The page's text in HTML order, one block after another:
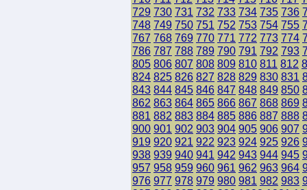
729 730 731 732 733 734 735 736
748 749 750 751 752 753 754 755
767 768 769 770 771 772 773 774
786 787 788 789 790 791 792 793
805 806 807 808 809 810 811 812
824 825 826 827 828 829 830 831
843 844 845 846 847 848 849 850
862 863 864 865 866 867 868 869
881 882 883 884 885 886 887 888
900 901 902 903 904 905 906 907
919 920 921 922 923 924 925 926
938 939 940 941 942 943 944 945
957 958 959 960 961 962 963 964
976 977 978 979 980 981 982 983